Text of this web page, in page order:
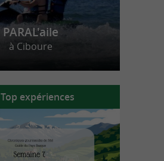
PARAL'aile
à Ciboure
Top expériences